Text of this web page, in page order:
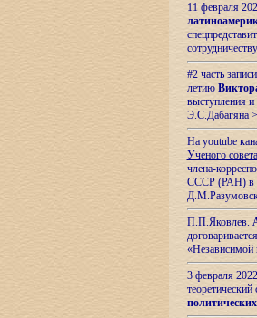
11 февраля
#2 часть
летию
выступления
Э.С.Дабагяна
На youtube
Ученого
члена-
СССР (РАН) в
П.П.Яковлев.
«Независимой
3 февраля
теоретический